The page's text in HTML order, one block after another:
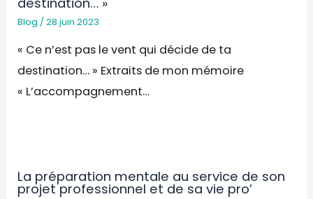
Blog /28 juin 2023
« Ce n’est pas le vent qui décide de ta
destination… » Extraits de mon mémoire
« L’accompagnement…
La préparation mentale au service de son
projet professionnel et de sa vie pro’